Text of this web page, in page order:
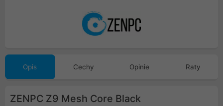
Opis Cechy Opinie Raty
ZENPC Z9 Mesh Core Black